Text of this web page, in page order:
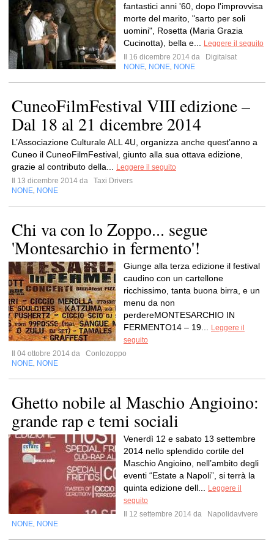
fantastici anni '60, dopo l'improvvisa
morte del marito, "sarto per soli
uomini", Rosetta (Maria Grazia
Cucinotta), bella e...
Leggere il seguito
Il 16 dicembre 2014 da
Digitalsat
NONE NONE NONE
CuneoFilmFestival VIII edizione –
Dal 18 al 21 dicembre 2014
L’Associazione Culturale ALL 4U, organizza anche quest’anno a
Cuneo il CuneoFilmFestival, giunto alla sua ottava edizione,
grazie al contributo della...
Leggere il seguito
Il 13 dicembre 2014 da
Taxi Drivers
NONE NONE
Chi va con lo Zoppo... segue
'Montesarchio in fermento'!
Giunge alla terza edizione il festival
caudino con un cartellone
ricchissimo, tanta buona birra, e un
menu da non
perdereMONTESARCHIO IN
FERMENTO14 – 19...
Leggere il
seguito
Il 04 ottobre 2014 da
Conlozoppo
NONE NONE
Ghetto nobile al Maschio Angioino:
grande rap e temi sociali
Venerdì 12 e sabato 13 settembre
2014 nello splendido cortile del
Maschio Angioino, nell’ambito degli
eventi “Estate a Napoli”, si terrà la
quinta edizione dell...
Leggere il
seguito
Il 12 settembre 2014 da
Napolidavivere
NONE NONE